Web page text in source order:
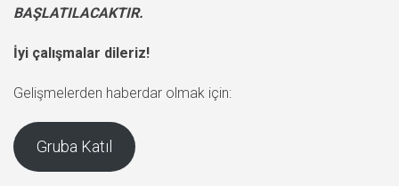
BAŞLATILACAKTIR.
İyi çalışmalar dileriz!
Gelişmelerden haberdar olmak için:
Gruba Katıl